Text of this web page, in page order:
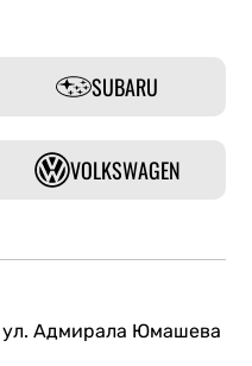
SUBARU
VOLKSWAGEN
ул. Адмирала Юмашева